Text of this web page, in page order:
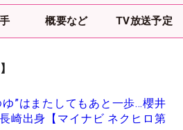
概要など TV放送予定
ゆ”はまたしてもあと一歩…櫻井
崎出身【マイナビ ネクヒロ第